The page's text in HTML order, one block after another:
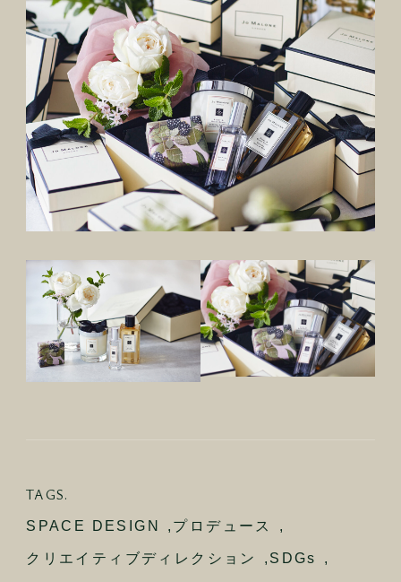
TAGS.
SPACE DESIGN , プロデュース ,
クリエイティブディレクション , SDGs ,